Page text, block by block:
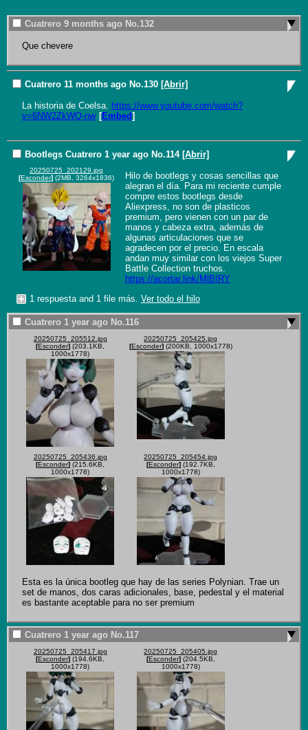
Cuatrero 9 months ago No.132
Que chevere
Cuatrero 11 months ago No.130 [Abrir]
La historia de Coelsa. https://www.youtube.com/watch?
v=6NW2ZkWQ-nw [Embed]
Bootlegs Cuatrero 1 year ago No.114 [Abrir]
20250725_202129.jpg
[Esconder] (2MB, 3264x1836)
Hilo de bootlegs y cosas sencillas que
alegran el día. Para mi reciente cumple
compre estos bootlegs desde
Aliexpress, no son de plasticos
premium, pero vienen con un par de
manos y cabeza extra, además de
algunas articulaciones que se
agradecen por el precio. En escala
andan muy similar con los viejos Super
https://acortar.link/MlBIRY
1 respuesta and 1 file más. Ver todo el hilo
Cuatrero 1 year ago No.116
20250725_205512.jpg
[Esconder] (203.1KB,
1000x1778)
20250725_205425.jpg
[Esconder](200KB, 1000x1778)
20250725_205436.jpg
[Esconder] (215.6KB,
1000x1778)
20250725_205454.jpg
[Esconder] (192.7KB,
1000x1778)
Esta es la única bootleg que hay de las series Polynian. Trae un
set de manos, dos caras adicionales, base, pedestal y el material
es bastante aceptable para no ser premium
Cuatrero 1 year ago No.117
20250725_205417.jpg
[Esconder] (194.6KB,
1000x1778)
20250725_205405.jpg
[Esconder](204.5KB,
1000x1778)